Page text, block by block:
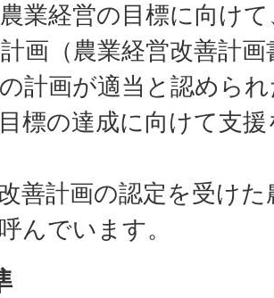
業経営の目標に向け
画（農業経営改善計
計画が適当と認めら
標の達成に向けて支
善計画の認定を受け
んでいます。